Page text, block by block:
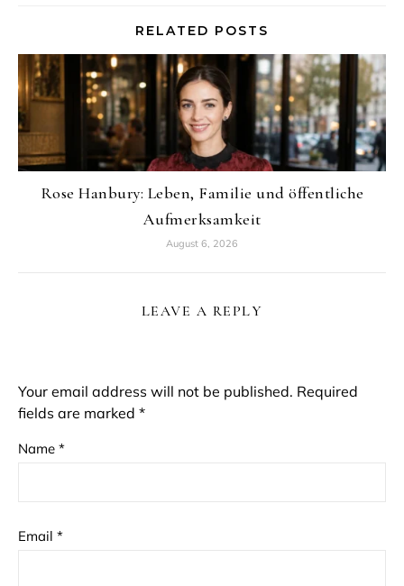
RELATED POSTS
Rose Hanbury: Leben, Familie und öffentliche
Aufmerksamkeit
August 6, 2026
LEAVE A REPLY
Your email address will not be published. Required
fields are marked *
Name *
Email *